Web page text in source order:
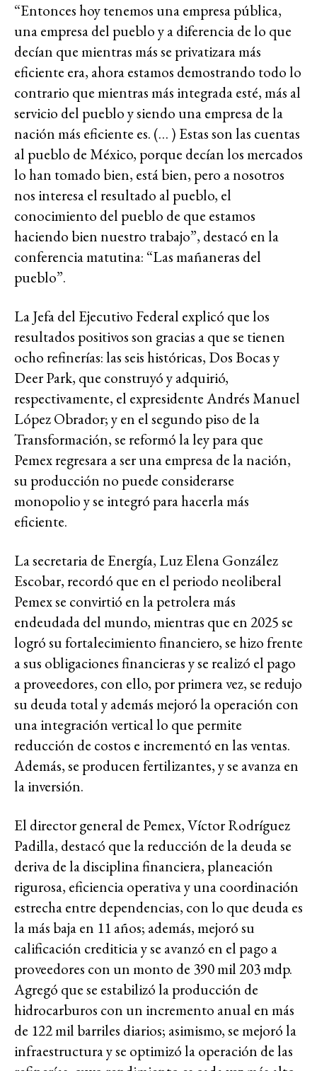
“Entonces hoy tenemos una empresa pública,
una empresa del pueblo y a diferencia de lo que
decían que mientras más se privatizara más
eficiente era, ahora estamos demostrando todo lo
contrario que mientras más integrada esté, más al
servicio del pueblo y siendo una empresa de la
nación más eficiente es. (… ) Estas son las cuentas
al pueblo de México, porque decían los mercados
lo han tomado bien, está bien, pero a nosotros
nos interesa el resultado al pueblo, el
conocimiento del pueblo de que estamos
haciendo bien nuestro trabajo”, destacó en la
conferencia matutina: “Las mañaneras del
pueblo”.
La Jefa del Ejecutivo Federal explicó que los
resultados positivos son gracias a que se tienen
ocho refinerías: las seis históricas, Dos Bocas y
Deer Park, que construyó y adquirió,
respectivamente, el expresidente Andrés Manuel
López Obrador; y en el segundo piso de la
Transformación, se reformó la ley para que
Pemex regresara a ser una empresa de la nación,
su producción no puede considerarse
monopolio y se integró para hacerla más
eficiente.
La secretaria de Energía, Luz Elena González
Escobar, recordó que en el periodo neoliberal
Pemex se convirtió en la petrolera más
endeudada del mundo, mientras que en 2025 se
logró su fortalecimiento financiero, se hizo frente
a sus obligaciones financieras y se realizó el pago
a proveedores, con ello, por primera vez, se redujo
su deuda total y además mejoró la operación con
una integración vertical lo que permite
reducción de costos e incrementó en las ventas.
Además, se producen fertilizantes, y se avanza en
la inversión.
El director general de Pemex, Víctor Rodríguez
Padilla, destacó que la reducción de la deuda se
deriva de la disciplina financiera, planeación
rigurosa, eficiencia operativa y una coordinación
estrecha entre dependencias, con lo que deuda es
la más baja en 11 años; además, mejoró su
calificación crediticia y se avanzó en el pago a
proveedores con un monto de 390 mil 203 mdp.
Agregó que se estabilizó la producción de
hidrocarburos con un incremento anual en más
de 122 mil barriles diarios; asimismo, se mejoró la
infraestructura y se optimizó la operación de las